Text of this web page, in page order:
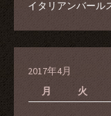
イタリアンバール
2017年4月
月
火